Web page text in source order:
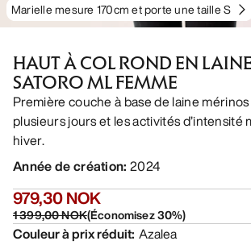
Marielle mesure 170cm et porte une taille S
HAUT À COL ROND EN
SATORO ML FEMME
Première couche à base de laine
plusieurs jours et les activités d’intensité
hiver.
Année de création: 2024
979,30 NOK
1 399,00 NOK(Économisez30%)
Couleur à prix réduit: Azalea